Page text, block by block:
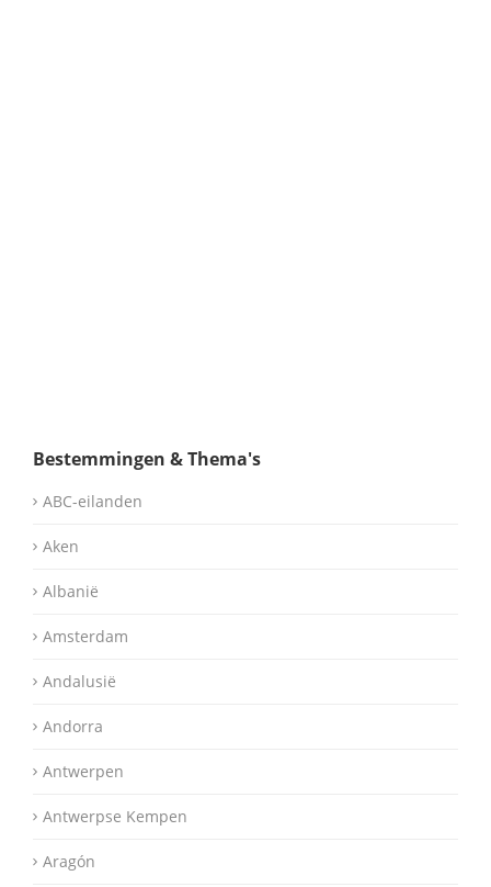
Bestemmingen & Thema's
ABC-eilanden
Aken
Albanië
Amsterdam
Andalusië
Andorra
Antwerpen
Antwerpse Kempen
Aragón